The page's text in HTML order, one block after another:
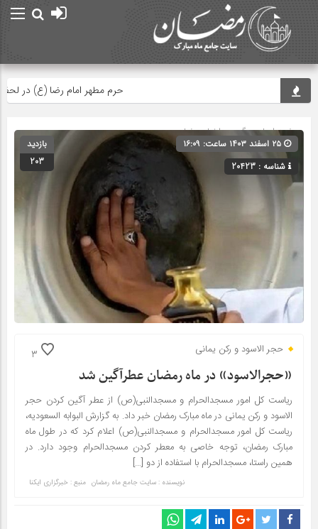
حرم مطهر امام رضا (ع) در لحظه
صفحه اصلی» گروه »اخبار رمضان
شناسه : 20423
بازدید
203
3 حجر الاسود و رکن یمانی
«حجرالاسود» در ماه رمضان عطرآگین شد
ریاست کل امور مسجدالحرام و مسجدالنبی(ص) از عطر آگین کردن حجر
الاسود و رکن یمانی در ماه مبارک رمضان خبر داد. به گزارش البوابه السعودیه،
ریاست کل امور مسجدالحرام و مسجدالنبی(ص) اعلام کرد که در طول ماه
مبارک رمضان، توجه خاصی به معطر کردن مسجدالحرام وجود دارد. در
همین راستا، مسجدالحرام با استفاده از دو […]
نویسنده : سایت جامع ماه رمضان منبع : خبرگزاری ایکنا